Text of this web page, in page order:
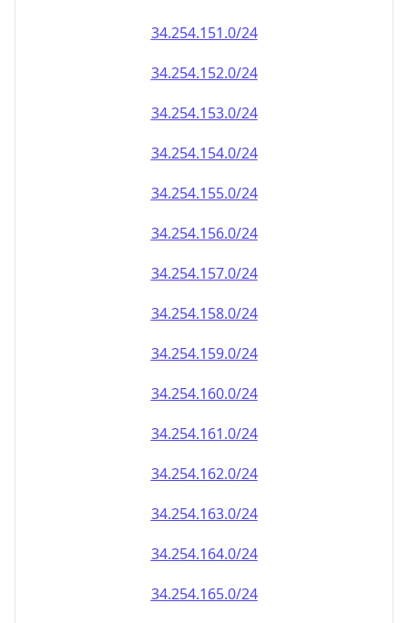
34.254.151.0/24
34.254.152.0/24
34.254.153.0/24
34.254.154.0/24
34.254.155.0/24
34.254.156.0/24
34.254.157.0/24
34.254.158.0/24
34.254.159.0/24
34.254.160.0/24
34.254.161.0/24
34.254.162.0/24
34.254.163.0/24
34.254.164.0/24
34.254.165.0/24